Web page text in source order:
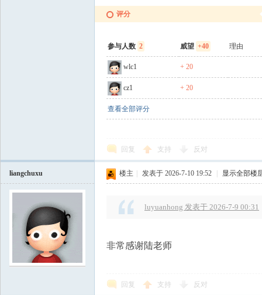
评分
参与人数 2 威望 +40 理由
wlc1 + 20
cz1 + 20
查看全部评分
回复 支持 反对
liangchuxu 楼主 发表于 2026-7-10 19:52 显示全部楼
luyuanhong 发表于 2026-7-9 00:31
非常感谢陆老师
回复 支持 反对